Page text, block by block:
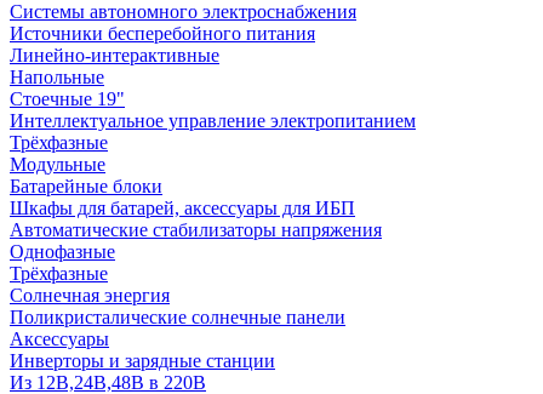
Системы автономного электроснабжения
Источники бесперебойного питания
Линейно-интерактивные
Напольные
Стоечные 19"
Интеллектуальное управление электропитанием
Трёхфазные
Модульные
Батарейные блоки
Шкафы для батарей, аксессуары для ИБП
Автоматические стабилизаторы напряжения
Однофазные
Трёхфазные
Солнечная энергия
Поликристалические солнечные панели
Аксессуары
Инверторы и зарядные станции
Из 12В,24В,48В в 220В